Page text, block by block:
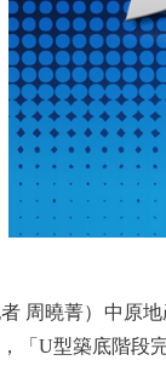
曉菁）中原地
「U型築底階段